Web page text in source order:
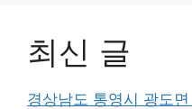
최신 글
경상남도 통영시 광도